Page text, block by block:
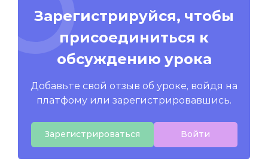
Зарегистрируйся, чтобы
присоединиться к
обсуждению урока
Добавьте свой отзыв об уроке, войдя на
платфому или зарегистрировавшись.
Зарегистрироваться Войти